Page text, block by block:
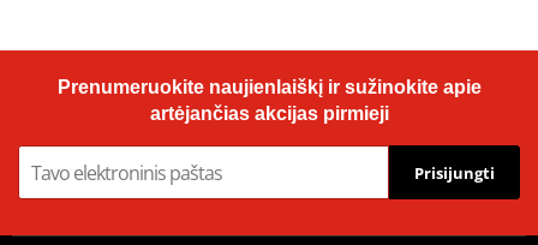
Prenumeruokite naujienlaiškį ir sužinokite apie
artėjančias akcijas pirmieji
Prisijungti